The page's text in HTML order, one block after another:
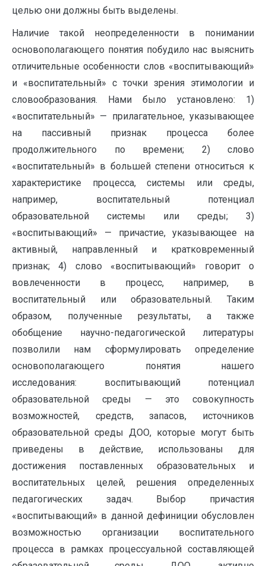
целью они должны быть выделены.
Наличие такой неопределенности в понимании
основополагающего понятия побудило нас выяснить
отличительные особенности слов «воспитывающий»
и «воспитательный» с точки зрения этимологии и
словообразования. Нами было установлено: 1)
«воспитательный» — прилагательное, указывающее
на пассивный признак процесса более
продолжительного по времени; 2) слово
«воспитательный» в большей степени относиться к
характеристике процесса, системы или среды,
например, воспитательный потенциал
образовательной системы или среды; 3)
«воспитывающий» — причастие, указывающее на
активный, направленный и кратковременный
признак; 4) слово «воспитывающий» говорит о
вовлеченности в процесс, например, в
воспитательный или образовательный. Таким
образом, полученные результаты, а также
обобщение научно-педагогической литературы
позволили нам сформулировать определение
основополагающего понятия нашего
исследования: воспитывающий потенциал
образовательной среды — это совокупность
возможностей, средств, запасов, источников
образовательной среды ДОО, которые могут быть
приведены в действие, использованы для
достижения поставленных образовательных и
воспитательных целей, решения определенных
педагогических задач. Выбор причастия
«воспитывающий» в данной дефиниции обусловлен
возможностью организации воспитательного
процесса в рамках процессуальной составляющей